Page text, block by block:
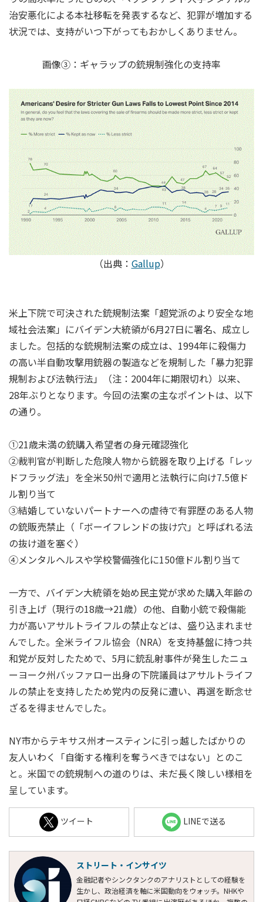
治安悪化による本社移転を発表するなど、犯罪が増加する
状況では、支持がいつ下がってもおかしくありません。
画像③：ギャラップの銃規制強化の支持率
（出典： Gallup）
米上下院で可決された銃規制法案「超党派のより安全な地
域社会法案」にバイデン大統領が6月27日に署名、成立し
ました。包括的な銃規制法案の成立は、1994年に殺傷力
の高い半自動攻撃用銃器の製造などを規制した「暴力犯罪
規制および法執行法」（注：2004年に期限切れ）以来、
28年ぶりとなります。今回の法案の主なポイントは、以下
の通り。
①21歳未満の銃購入希望者の身元確認強化
②裁判官が判断した危険人物から銃器を取り上げる「レッ
ドフラッグ法」を全米50州で適用と法執行に向け7.5億ド
ル割り当て
③結婚していないパートナーへの虐待で有罪歴のある人物
の銃販売禁止（「ボーイフレンドの抜け穴」と呼ばれる法
の抜け道を塞ぐ）
④メンタルヘルスや学校警備強化に150億ドル割り当て
一方で、バイデン大統領を始め民主党が求めた購入年齢の
引き上げ（現行の18歳→21歳）の他、自動小銃で殺傷能
力が高いアサルトライフルの禁止などは、盛り込まれませ
んでした。全米ライフル協会（NRA）を支持基盤に持つ共
和党が反対したためで、5月に銃乱射事件が発生したニュ
ーヨーク州バッファロー出身の下院議員はアサルトライフ
ルの禁止を支持したため党内の反発に遭い、再選を断念せ
ざるを得ませんでした。
NY市からテキサス州オースティンに引っ越したばかりの
友人いわく「自衛する権利を奪うべきではない」とのこ
と。米国での銃規制への道のりは、未だ長く険しい様相を
呈しています。
ツイート LINEで送る
ストリート・インサイツ
金融記者やシンクタンクのアナリストとしての経験を
生かし、政治経済を軸に米国動向をウォッチ。NHKや